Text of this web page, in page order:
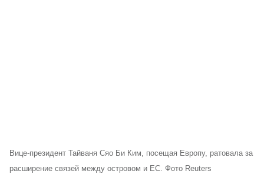
Вице-президент Тайваня Сяо Би Ким, посещая Европу, ратовала за
расширение связей между островом и ЕС. Фото Reuters